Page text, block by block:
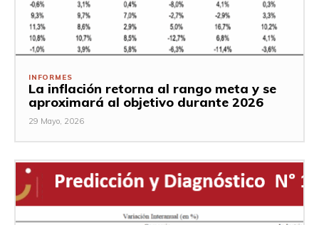
INFORMES
La inflación retorna al rango meta y se
aproximará al objetivo durante 2026
29 Mayo, 2026